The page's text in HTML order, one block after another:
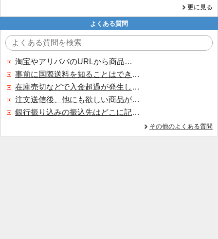
更に見る
よくある質問
淘宝やアリババのURLから商品を探すことはできますか？
事前に国際送料を知ることはできますか？
在庫売切などで入金超過が発生した場合はいつ返金されますか？
注文送信後、他にも欲しい商品が見つかった場合、追加注文できますか？
銀行振り込みの振込先はどこに記載されていますか？
その他のよくある質問